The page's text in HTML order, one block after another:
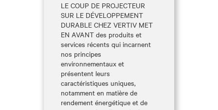
LE COUP DE PROJECTEUR
SUR LE DÉVELOPPEMENT
DURABLE CHEZ VERTIV MET
EN AVANT des produits et
services récents qui incarnent
nos principes
environnementaux et
présentent leurs
caractéristiques uniques,
notamment en matière de
rendement énergétique et de